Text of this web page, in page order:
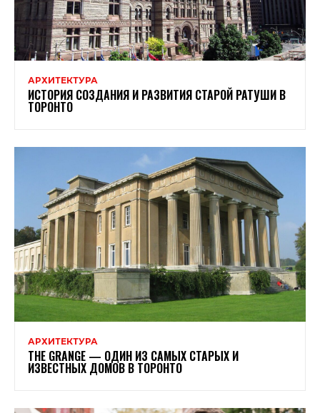
АРХИТЕКТУРА
ИСТОРИЯ СОЗДАНИЯ И РАЗВИТИЯ СТАРОЙ РАТУШИ В
ТОРОНТО
АРХИТЕКТУРА
THE GRANGE — ОДИН ИЗ САМЫХ СТАРЫХ И
ИЗВЕСТНЫХ ДОМОВ В ТОРОНТО